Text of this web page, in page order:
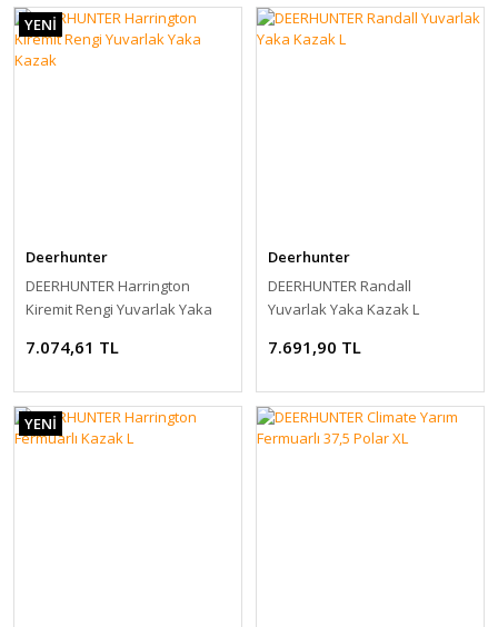
YENİ
Deerhunter
DEERHUNTER Harrington
Kiremit Rengi Yuvarlak Yaka
7.074,61 TL
Deerhunter
DEERHUNTER Randall
Yuvarlak Yaka Kazak L
7.691,90 TL
YENİ